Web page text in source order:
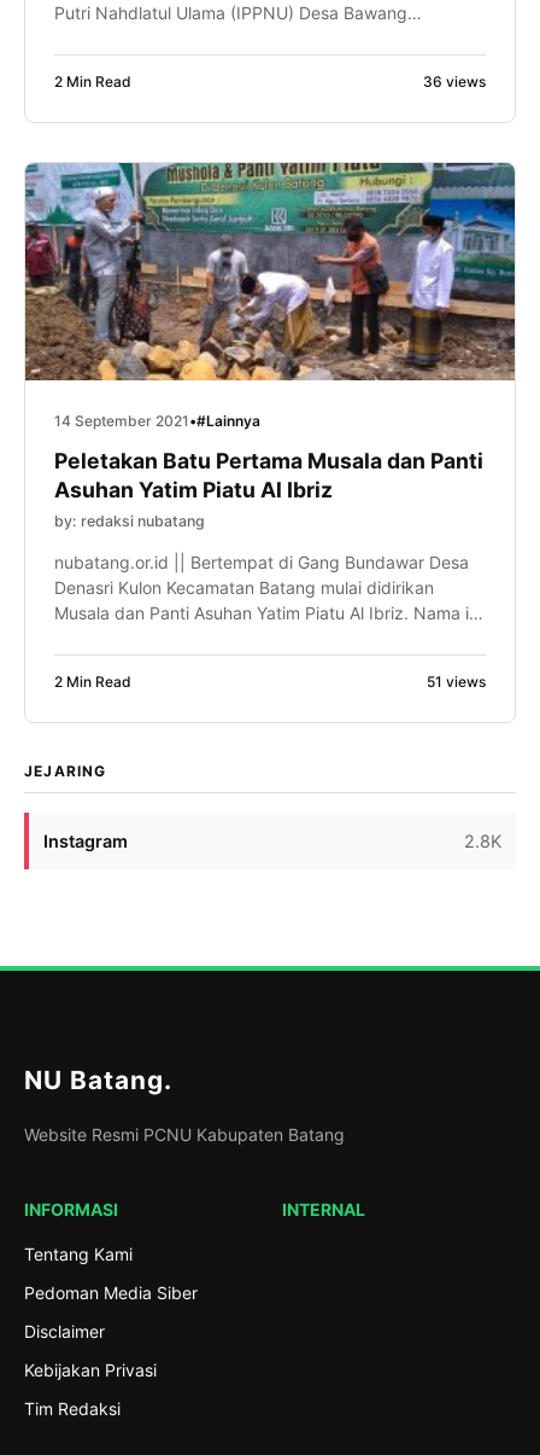
Putri Nahdlatul Ulama (IPPNU) Desa Bawang
Fatayat dan para pembina terlihat antusias dan
masjid wilayah Desa Bawang. […]
2 Min Read 36 views
14 September 2021 •#Lainnya
Peletakan Batu Pertama Musala dan Panti
Asuhan Yatim Piatu Al Ibriz
by: redaksi nubatang
nubatang.or.id || Bertempat di Gang Bundawar Desa
Denasri Kulon Kecamatan Batang mulai didirikan
Musala dan Panti Asuhan Yatim Piatu Al Ibriz. Nama ini
Taufiq, SP, M.Si. Panti asuhan Yatim Piatu di bawah
2 Min Read 51 views
JEJARING
Instagram 2.8K
NU Batang.
Website Resmi PCNU Kabupaten Batang
INFORMASI
Tentang Kami
Pedoman Media Siber
Disclaimer
Kebijakan Privasi
Tim Redaksi
INTERNAL